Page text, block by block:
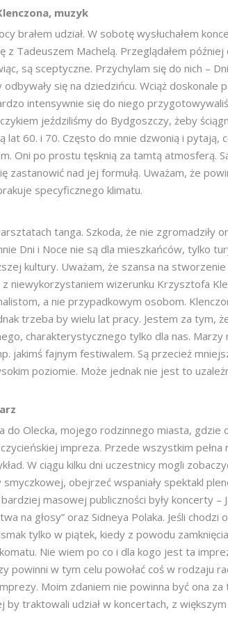
muzyk
brałem udział. W sobotę wysłuchałem
Tadeuszem Machelą. Przeglądałem później
są sceptyczne. Przychylam się do nich –
się na dziedzińcu. Wciąż doskonale
intensywnie się do niego
jeździliśmy do Bydgoszczy, żeby
60. i 70. Często do mnie dzwonią i pytają,
Oni po prostu tęsknią za tamtą atmosferą.
zastanowić nad jej formułą. Uważam, że
specyficznego klimatu.
tanga. Szkoda, że nie zgromadziły
Dni i Noce nie są dla mieszkańców, tylko
kultury. Uważam, że szansa na stworzenie
niewykorzystaniem wizerunku Krzysztofa
a nie przypadkowym osobom.
trzeba by wielu lat pracy. Jestem za tym,
charakterystycznego tylko dla nas. Marzy
jakimś fajnym festiwalem. Są przecież
poziomie. Może jednak nie jest to
do Olecka, mojego rodzinnego miasta, gdzie
impreza. Przede wszystkim pełna
W ciągu kilku dni uczestnicy mogli
obejrzeć wspaniały spektakl
masowej publiczności były koncerty –
na głosy” oraz Sidneya Polaka. Jeśli chodzi
tylko w piątek, kiedy z powodu
Nie wiem po co i dla kogo jest ta
powinni w tym celu powołać coś w rodzaju
Moim zdaniem nie powinna być ona za
traktowali udział w koncertach, z większym